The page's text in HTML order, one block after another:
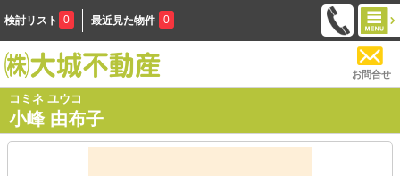
検討リスト 0 最近見た物件 0
お問合せ
コミネ ユウコ
小峰 由布子